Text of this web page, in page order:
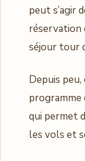
peut s’agir
réservation
séjour tour
Depuis
programme
qui permet
les vols et